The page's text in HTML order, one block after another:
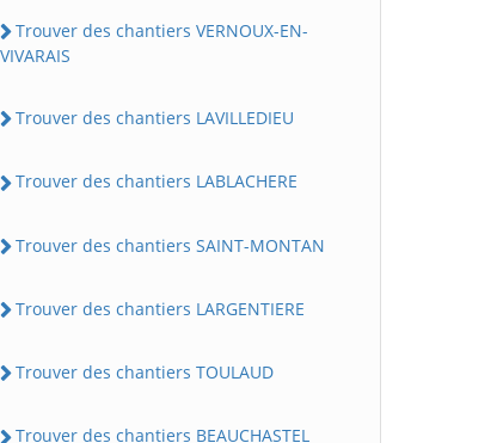
Trouver des chantiers VERNOUX-EN-
VIVARAIS
Trouver des chantiers LAVILLEDIEU
Trouver des chantiers LABLACHERE
Trouver des chantiers SAINT-MONTAN
Trouver des chantiers LARGENTIERE
Trouver des chantiers TOULAUD
Trouver des chantiers BEAUCHASTEL